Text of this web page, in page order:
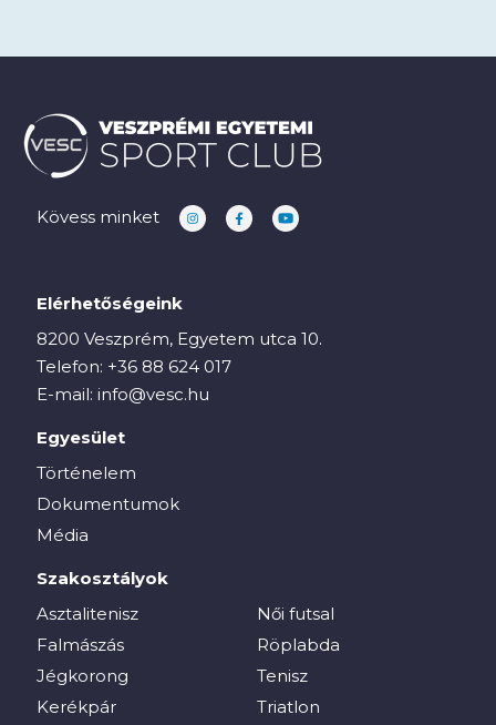
Kövess minket
Elérhetőségeink
8200 Veszprém, Egyetem utca 10.
Telefon: +36 88 624 017
E-mail: info@vesc.hu
Egyesület
Történelem
Dokumentumok
Média
Szakosztályok
Asztalitenisz
Falmászás
Jégkorong
Kerékpár
Női futsal
Röplabda
Tenisz
Triatlon